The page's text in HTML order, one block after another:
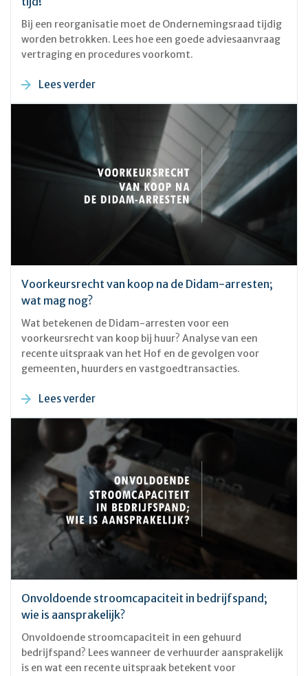
Bij een reorganisatie moet de Ondernemingsraad tijdig
worden betrokken. Lees hoe een goede adviesaanvraag
vertraging en procedures voorkomt.
Lees verder
Voorkeursrecht van koop na de Didam-arresten;
wat mag nog?
Wat betekenen de Didam-arresten voor een
voorkeursrecht van koop bij huur? Analyse van een
recente uitspraak van het Hof en de gevolgen voor
gemeenten, huurders en vastgoedtransacties.
Lees verder
Onvoldoende stroomcapaciteit in bedrijfspand;
wie is aansprakelijk?
Onvoldoende stroomcapaciteit in een gehuurd
bedrijfspand? Lees wanneer de verhuurder aansprakelijk
is en wat een recente uitspraak betekent voor